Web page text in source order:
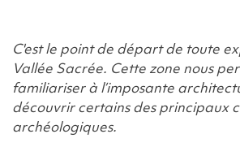
C'est le point de départ de toute
Vallée Sacrée. Cette zone nous
familiariser à l’imposante
découvrir certains des principaux
archéologiques.